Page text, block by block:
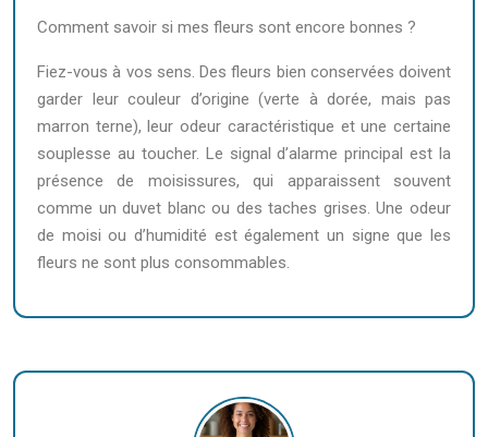
Comment savoir si mes fleurs sont encore bonnes ?
Fiez-vous à vos sens. Des fleurs bien conservées doivent
garder leur couleur d’origine (verte à dorée, mais pas
marron terne), leur odeur caractéristique et une certaine
souplesse au toucher. Le signal d’alarme principal est la
présence de moisissures, qui apparaissent souvent
comme un duvet blanc ou des taches grises. Une odeur
de moisi ou d’humidité est également un signe que les
fleurs ne sont plus consommables.